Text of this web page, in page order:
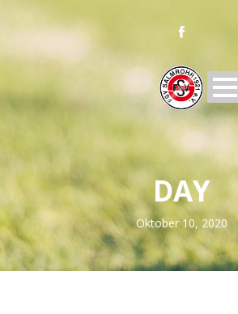
DAY
Oktober 10, 2020